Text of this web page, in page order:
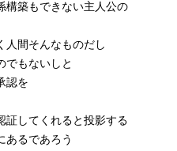
構築もできない主人公の
人間そんなものだし
でもないしと
認を
証してくれると投影する
あるであろう